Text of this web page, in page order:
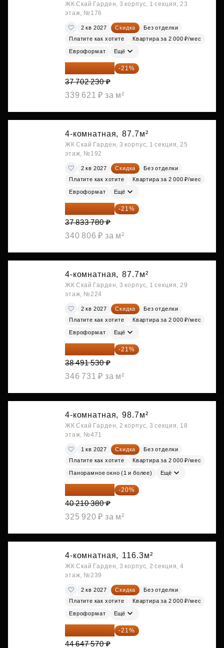
ЖК Скай Гарден, 3 корпус, 1 секция, 23
этаж, №176
2 кв 2027 Скидка
Без отделки
Платите как хотите
Квартира за 2 000 ₽/мес
Евроформат Ещё
29 784 762 ₽ -21%
37 702 230 ₽
339 621 ₽ за м²
4-комнатная, 87.7м²
ЖК Скай Гарден, 3 корпус, 1 секция, 25
этаж, №192
2 кв 2027 Скидка
Без отделки
Платите как хотите
Квартира за 2 000 ₽/мес
Евроформат Ещё
29 888 686 ₽ -21%
37 833 780 ₽
340 806 ₽ за м²
4-комнатная, 87.7м²
ЖК Скай Гарден, 3 корпус, 1 секция, 29
этаж, №224
2 кв 2027 Скидка
Без отделки
Платите как хотите
Квартира за 2 000 ₽/мес
Евроформат Ещё
30 408 309 ₽ -21%
38 491 530 ₽
346 731 ₽ за м²
4-комнатная, 98.7м²
ЖК Скай Гарден, 2 корпус, 3 секция, 18
этаж, №471
1 кв 2027 Скидка
Без отделки
Платите как хотите
Квартира за 2 000 ₽/мес
Панорамное окно (1 и более) Ещё
32 168 304 ₽ -20%
40 210 380 ₽
325 920 ₽ за м²
4-комнатная, 116.3м²
ЖК Скай Гарден, 3 корпус, 2 секция, 4
этаж, №239
2 кв 2027 Скидка
Без отделки
Платите как хотите
Квартира за 2 000 ₽/мес
Евроформат Ещё
35 271 580 ₽ -21%
44 647 570 ₽